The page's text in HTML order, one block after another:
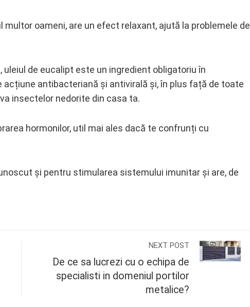
oameni, are un efect relaxant, ajută la problemele de
de eucalipt este un ingredient obligatoriu în
antibacteriană și antivirală și, în plus față de toate
insectelor nedorite din casa ta.
hormonilor, util mai ales dacă te confrunți cu
și pentru stimularea sistemului imunitar și are, de
NEXT POST
De ce sa lucrezi cu o echipa de
specialisti in domeniul portilor
metalice?